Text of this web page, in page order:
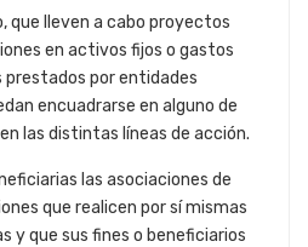
que lleven a cabo proyectos
en activos fijos o gastos
prestados por entidades
encuadrarse en alguno de
las distintas líneas de acción.
las asociaciones de
que realicen por sí mismas
y que sus fines o beneficiarios